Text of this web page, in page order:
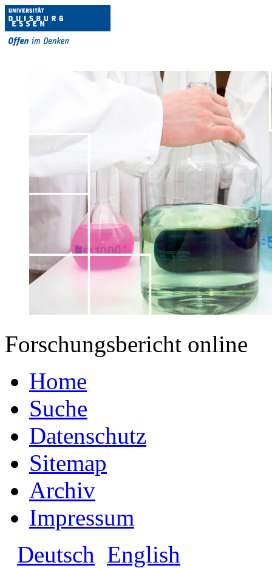
Forschungsbericht online
Home
Suche
Datenschutz
Sitemap
Archiv
Impressum
Deutsch English